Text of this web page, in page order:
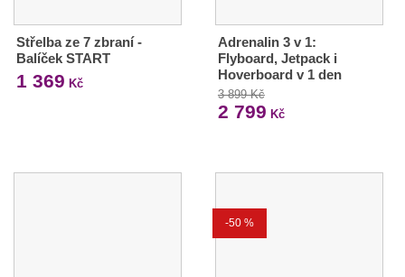
Střelba ze 7 zbraní -
Balíček START
1 369 Kč
Adrenalin 3 v 1:
Flyboard, Jetpack i
Hoverboard v 1 den
3 899 Kč
2 799 Kč
-50 %